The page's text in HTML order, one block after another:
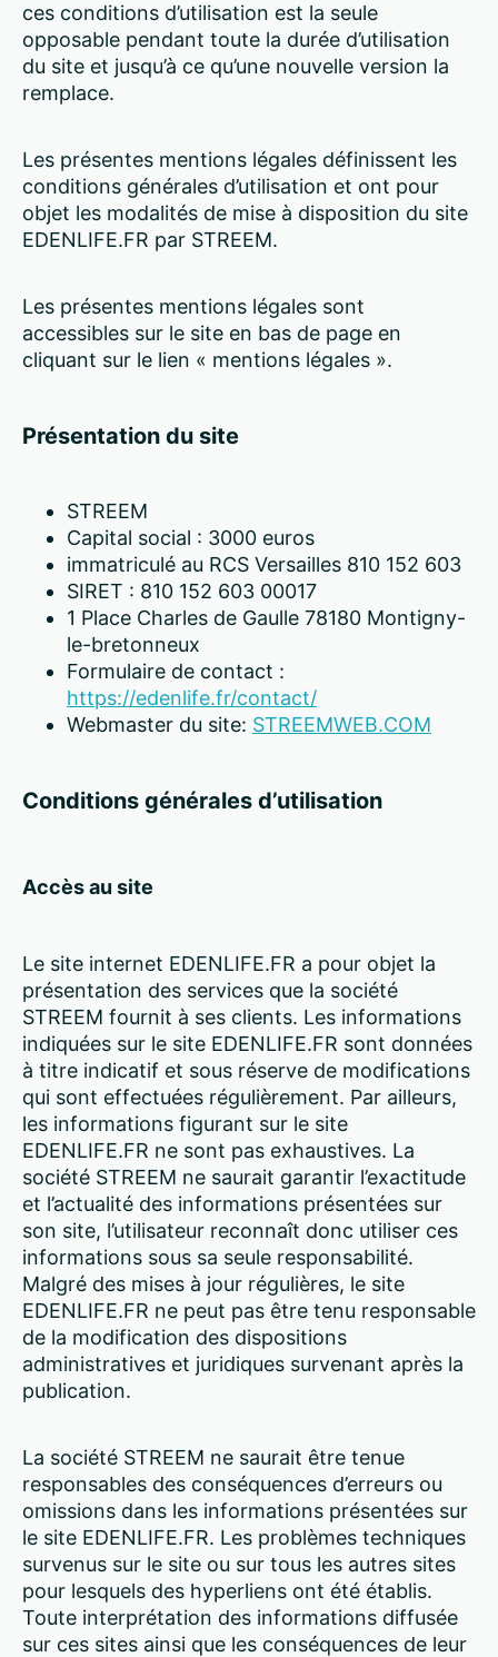
ces conditions d’utilisation est la seule
opposable pendant toute la durée d’utilisation
du site et jusqu’à ce qu’une nouvelle version la
remplace.
Les présentes mentions légales définissent les
conditions générales d’utilisation et ont pour
objet les modalités de mise à disposition du site
EDENLIFE.FR par STREEM.
Les présentes mentions légales sont
accessibles sur le site en bas de page en
cliquant sur le lien « mentions légales ».
Présentation du site
STREEM
Capital social : 3000 euros
immatriculé au RCS Versailles 810 152 603
SIRET : 810 152 603 00017
1 Place Charles de Gaulle 78180 Montigny-
le-bretonneux
Formulaire de contact :
https://edenlife.fr/contact/
Webmaster du site: STREEMWEB.COM
Conditions générales d’utilisation
Accès au site
Le site internet EDENLIFE.FR a pour objet la
présentation des services que la société
STREEM fournit à ses clients. Les informations
indiquées sur le site EDENLIFE.FR sont données
à titre indicatif et sous réserve de modifications
qui sont effectuées régulièrement. Par ailleurs,
les informations figurant sur le site
EDENLIFE.FR ne sont pas exhaustives. La
société STREEM ne saurait garantir l’exactitude
et l’actualité des informations présentées sur
son site, l’utilisateur reconnaît donc utiliser ces
informations sous sa seule responsabilité.
Malgré des mises à jour régulières, le site
EDENLIFE.FR ne peut pas être tenu responsable
de la modification des dispositions
administratives et juridiques survenant après la
publication.
La société STREEM ne saurait être tenue
responsables des conséquences d’erreurs ou
omissions dans les informations présentées sur
le site EDENLIFE.FR. Les problèmes techniques
survenus sur le site ou sur tous les autres sites
pour lesquels des hyperliens ont été établis.
Toute interprétation des informations diffusée
sur ces sites ainsi que les conséquences de leur